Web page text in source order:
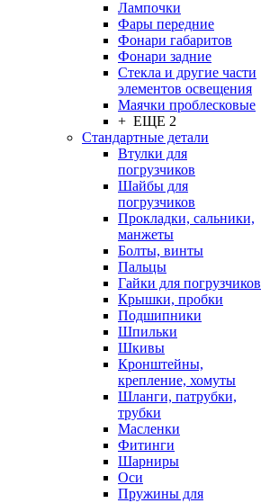
Лампочки
Фары передние
Фонари габаритов
Фонари задние
Стекла и другие части
элементов освещения
Маячки проблесковые
+ ЕЩЕ 2
Стандартные детали
Втулки для
погрузчиков
Шайбы для
погрузчиков
Прокладки, сальники,
манжеты
Болты, винты
Пальцы
Гайки для погрузчиков
Крышки, пробки
Подшипники
Шпильки
Шкивы
Кронштейны,
крепление, хомуты
Шланги, патрубки,
трубки
Масленки
Фитинги
Шарниры
Оси
Пружины для